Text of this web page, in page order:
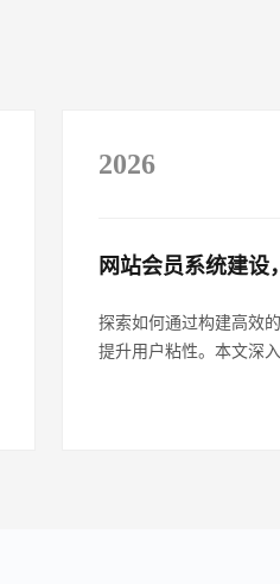
2026
网站会员系统建设
探索如何通过构建高效
提升用户粘性。本文深